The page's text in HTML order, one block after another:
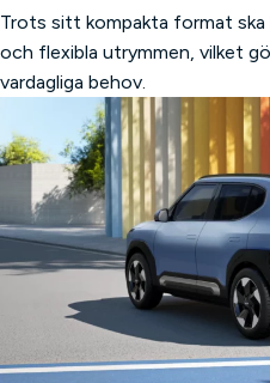
Trots sitt kompakta format ska
och flexibla utrymmen, vilket
vardagliga behov.